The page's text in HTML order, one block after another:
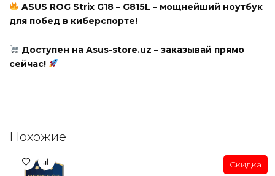
ASUS ROG Strix G18 – G815L – мощнейший ноутбук
для побед в киберспорте!
Доступен на Asus-store.uz – заказывай прямо
сейчас!
Похожие
Скидка